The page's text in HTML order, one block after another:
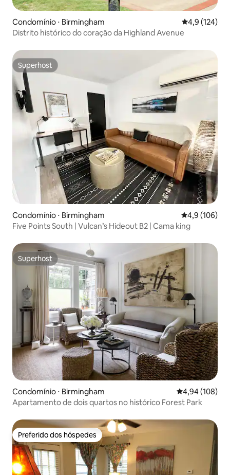
Condomínio ⋅ Birmingham 4,9 de uma
4,9 (124)
Distrito histórico do coração da Highland Avenue
Superhost
Superhost
Condomínio ⋅ Birmingham 4,9 de uma
4,9 (106)
Five Points South | Vulcan’s Hideout B2 | Cama king
Superhost
Superhost
Condomínio ⋅ Birmingham 4,94 de uma
4,94 (108)
Apartamento de dois quartos no histórico Forest Park
Preferido dos hóspedes
Preferido dos hóspedes